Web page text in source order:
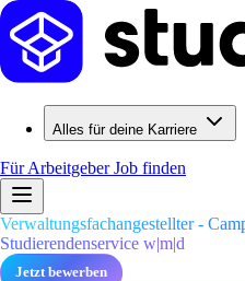
Alles für deine Karriere
Für ArbeitgeberJob finden
Verwaltungsfachangestellter -
Studierendenservice w|m|d
Jetzt bewerben